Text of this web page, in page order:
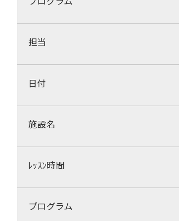
担当
日付
施設名
ﾚｯｽﾝ時間
プログラム